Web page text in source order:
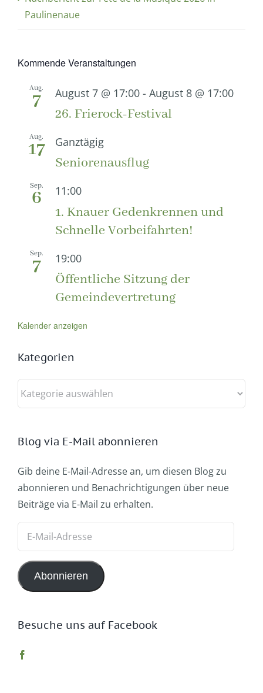
Paulinenaue
Kommende Veranstaltungen
Aug.
7 August 7 @ 17:00 - August 8 @ 17:00
26. Frierock-Festival
Aug.
17 Ganztägig
Seniorenausflug
Sep.
6 11:00
1. Knauer Gedenkrennen und
Schnelle Vorbeifahrten!
Sep.
7 19:00
Öffentliche Sitzung der
Gemeindevertretung
Kalender anzeigen
Kategorien
Kategorien
Blog via E-Mail abonnieren
Gib deine E-Mail-Adresse an, um diesen Blog zu
abonnieren und Benachrichtigungen über neue
Beiträge via E-Mail zu erhalten.
Adresse
Abonnieren
Besuche uns auf Facebook